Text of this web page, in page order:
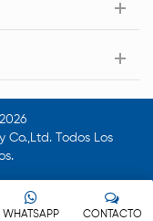
Co.,Ltd. Todos Los
CONTACTO
WHATSAPP